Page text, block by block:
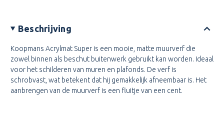
Beschrijving
Koopmans Acrylmat Super is een mooie, matte muurverf die
zowel binnen als beschut buitenwerk gebruikt kan worden. Ideaal
voor het schilderen van muren en plafonds. De verf is
schrobvast, wat betekent dat hij gemakkelijk afneembaar is. Het
aanbrengen van de muurverf is een fluitje van een cent.